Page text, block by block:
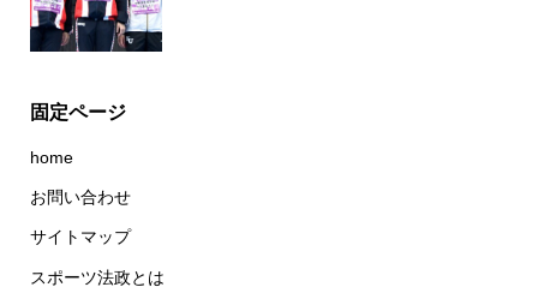
固定ページ
home
お問い合わせ
サイトマップ
スポーツ法政とは